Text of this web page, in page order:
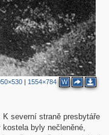
| 1554×784 W
severní straně presbytáře
byly nečleněné,